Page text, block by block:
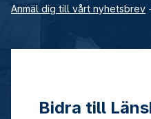
Anmäl dig till vårt nyhetsbrev
Bidra till